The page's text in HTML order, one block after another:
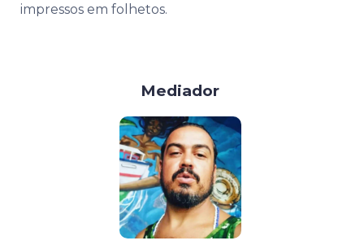
impressos em folhetos.
Mediador